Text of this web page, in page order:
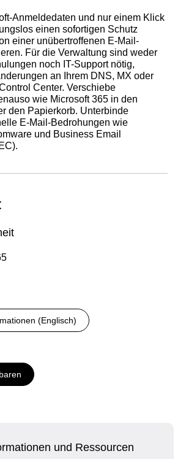
Anmeldedaten und nur einem Klick
einen sofortigen Schutz
einer unübertroffenen E-Mail-
Für die Verwaltung sind weder
noch IT-Support nötig,
an Ihrem DNS, MX oder
Center. Verschiebe
wie Microsoft 365 in den
den Papierkorb. Unterbinde
E-Mail-Bedrohungen wie
und Business Email
(Englisch)
und Ressourcen